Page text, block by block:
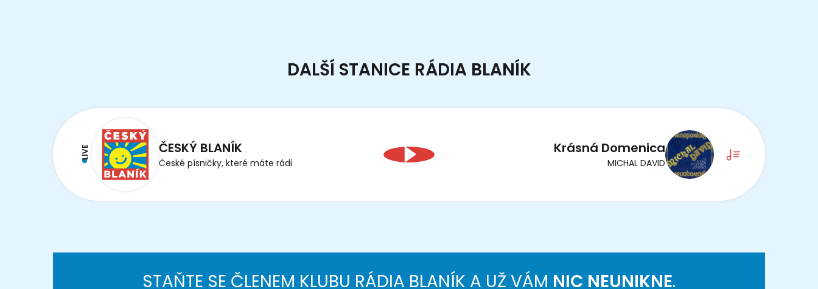
DALŠÍ STANICE RÁDIA BLANÍK
LIVE ČESKÝ BLANÍK
České písničky, které máte rádi
Krásná Domenica
MICHAL DAVID
STAŇTE SE ČLENEM KLUBU RÁDIA BLANÍK A UŽ VÁM NIC NEUNIKNE.